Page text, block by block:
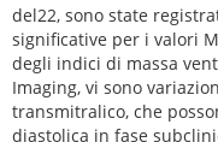
del22, sono state
significative per i valori
degli indici di massa
Imaging, vi sono
transmitralico, che
diastolica in fase